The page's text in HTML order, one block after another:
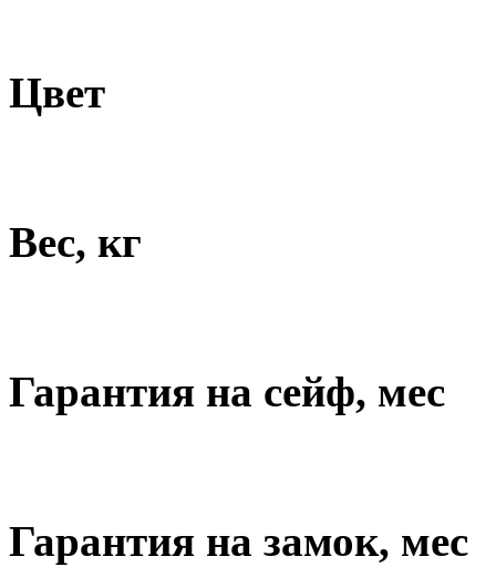
Цвет
Вес, кг
Гарантия на сейф, мес
Гарантия на замок, мес